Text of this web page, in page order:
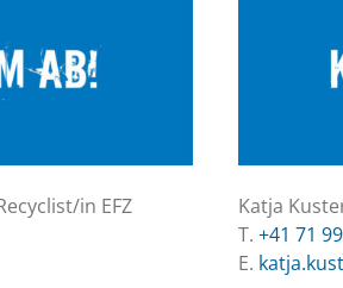
in EFZ
Katja
T. +41 71
E.